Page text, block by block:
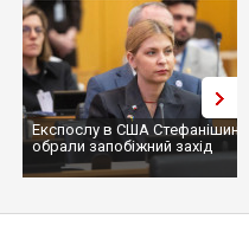
Експослу в США
обрали запобіжний захід